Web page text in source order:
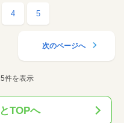
4 5
次のページへ
件を表示
TOPへ